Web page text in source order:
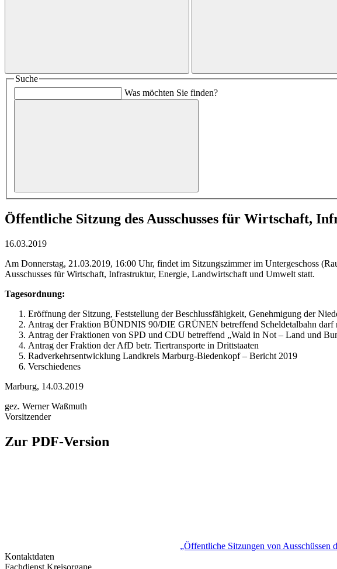
Suche
Was möchten Sie finden?
Öffentliche Sitzung des Ausschusses für Wirtschaft,
16.03.2019
Am Donnerstag, 21.03.2019, 16:00 Uhr, findet im Sitzungszimmer im Untergeschoss
Ausschusses für Wirtschaft, Infrastruktur, Energie, Landwirtschaft und Umwelt statt.
Tagesordnung:
Eröffnung der Sitzung, Feststellung der Beschlussfähigkeit, Genehmigung der
Antrag der Fraktion BÜNDNIS 90/DIE GRÜNEN betreffend Scheldetalbahn darf
Antrag der Fraktionen von SPD und CDU betreffend „Wald in Not – Land und
Antrag der Fraktion der AfD betr. Tiertransporte in Drittstaaten
Radverkehrsentwicklung Landkreis Marburg-Biedenkopf – Bericht 2019
Verschiedenes
Marburg, 14.03.2019
gez. Werner Waßmuth
Vorsitzender
Zur PDF-Version
„Öffentliche Sitzungen von Ausschüssen
Kontaktdaten
Fachdienst Kreisorgane